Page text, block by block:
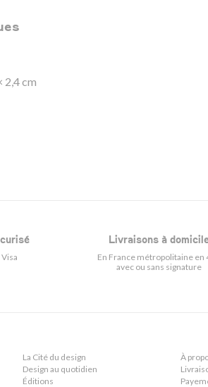
2,4 cm
Livraisons à
En France métropolitaine en
avec ou sans signature
La Cité du design
Design au quotidien
Éditions
À